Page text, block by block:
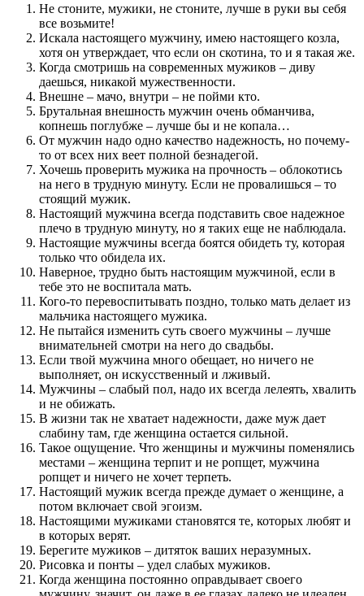
Не стоните, мужики, не стоните, лучше в руки вы себя
все возьмите!
Искала настоящего мужчину, имею настоящего козла,
хотя он утверждает, что если он скотина, то и я такая же.
Когда смотришь на современных мужиков – диву
даешься, никакой мужественности.
Внешне – мачо, внутри – не пойми кто.
Брутальная внешность мужчин очень обманчива,
копнешь поглубже – лучше бы и не копала…
От мужчин надо одно качество надежность, но почему-
то от всех них веет полной безнадегой.
Хочешь проверить мужика на прочность – облокотись
на него в трудную минуту. Если не провалишься – то
стоящий мужик.
Настоящий мужчина всегда подставить свое надежное
плечо в трудную минуту, но я таких еще не наблюдала.
Настоящие мужчины всегда боятся обидеть ту, которая
только что обидела их.
Наверное, трудно быть настоящим мужчиной, если в
тебе это не воспитала мать.
Кого-то перевоспитывать поздно, только мать делает из
мальчика настоящего мужика.
Не пытайся изменить суть своего мужчины – лучше
внимательней смотри на него до свадьбы.
Если твой мужчина много обещает, но ничего не
выполняет, он искусственный и лживый.
Мужчины – слабый пол, надо их всегда лелеять, хвалить
и не обижать.
В жизни так не хватает надежности, даже муж дает
слабину там, где женщина остается сильной.
Такое ощущение. Что женщины и мужчины поменялись
местами – женщина терпит и не ропщет, мужчина
ропщет и ничего не хочет терпеть.
Настоящий мужик всегда прежде думает о женщине, а
потом включает свой эгоизм.
Настоящими мужиками становятся те, которых любят и
в которых верят.
Берегите мужиков – дитяток ваших неразумных.
Рисовка и понты – удел слабых мужиков.
Когда женщина постоянно оправдывает своего